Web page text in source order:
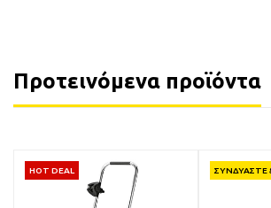
Προτεινόμενα προϊόντα
HOT DEAL ΣΥΝΔΥΑΣΤΕ